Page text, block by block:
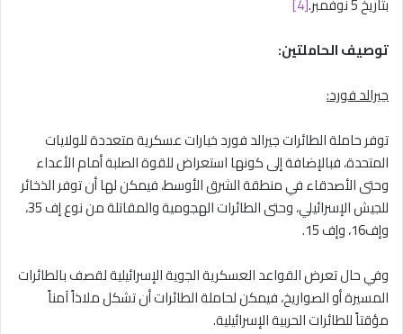
توصيف الحاملتين:
جيرالد فورد:
توفر حاملة الطائرات جيرالد فورد خيارات عسكرية متعددة للولايات
المتحدة، فبالإضافة إلى كونها استعراض للقوة الصلبة أمام الأعداء
وحتى الأصدقاء في منطقة الشرق الأوسط، فيمكن لها أن توفر الذخائر
للجيش الإسرائيلي، وحتى الطائرات الهجومية والمقاتلة من نوع إف 35،
وإف16، وإف 15.
وفي حال تعرض القواعد العسكرية الجوية الإسرائيلية لقصف بالطائرات
المسيرة أو الصواريخ، فيمكن لحاملة الطائرات أن تشكل ملاذاً آمناً
مؤقتاً للطائرات الحربية الإسرائيلية.